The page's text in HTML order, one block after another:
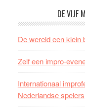
DE VIJF
De wereld een klein
Zelf een impro-
Internationaal
Nederlandse spelers